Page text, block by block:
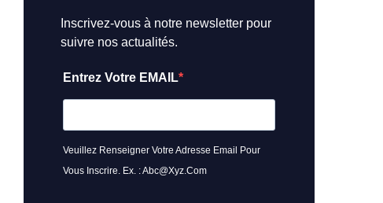
Inscrivez-vous à notre newsletter pour
suivre nos actualités.
Entrez Votre EMAIL
Veuillez Renseigner Votre Adresse Email Pour
Vous Inscrire. Ex. : Abc@xyz.com